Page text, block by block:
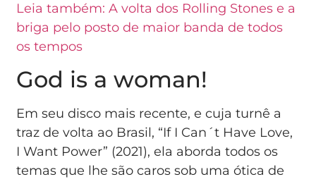
Leia também: A volta dos Rolling Stones e a
briga pelo posto de maior banda de todos
os tempos
God is a woman!
Em seu disco mais recente, e cuja turnê a
traz de volta ao Brasil, “If I Can´t Have Love,
I Want Power” (2021), ela aborda todos os
temas que lhe são caros sob uma ótica de